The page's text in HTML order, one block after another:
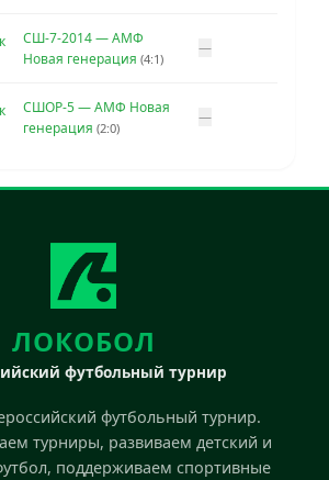
СШ-7-2014 — АМФ
Новая генерация (4:1)
—
СШОР-5 — АМФ Новая
генерация (2:0)
—
ЛОКОБОЛ
футбольный турнир
футбольный турнир.
турниры, развиваем детский и
поддерживаем спортивные